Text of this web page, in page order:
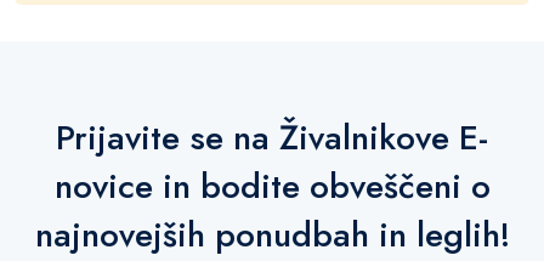
Prijavite se na Živalnikove E-
novice in bodite obveščeni o
najnovejših ponudbah in leglih!